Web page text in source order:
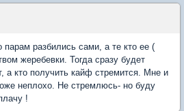
парам разбились сами, а те кто ее (
жеребевки. Тогда сразу будет
а кто получить кайф стремится. Мне и
неплохо. Не стремлюсь- но буду
!